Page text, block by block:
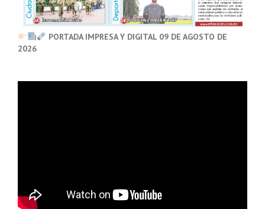
PORTADA IMPRESA Y DIGITAL 09 DE AGOSTO DE
2026